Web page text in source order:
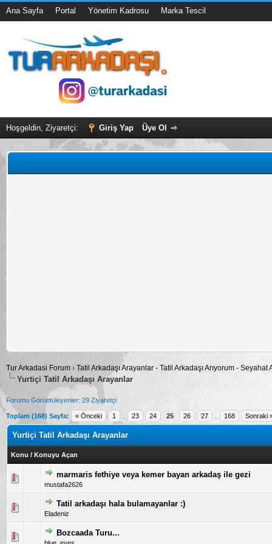
Ana Sayfa Portal Yönetim Kadrosu Marka Tescil
Hoşgeldin, Ziyaretçi: Giriş Yap Üye Ol
Tur Arkadasi Forum › Tatil Arkadaşı Arayanlar - Tatil Arkadaşı Arıyorum - Seyahat
Yurtiçi Tatil Arkadaşı Arayanlar
Forumu Görüntüleyenler: 29 Ziyaretçi
Toplam (168) Sayfa: « Önceki 1 23 24 25 26 27 168 Sonraki
Yurtiçi Tatil Arkadaşı Arayanlar
Konu / Konuyu Açan
marmaris fethiye veya kemer bayan arkadaş ile gezi
mustafa2626
5 üzerinden 0 Oy - Toplam Ortalama 0 Oy Verilmiş
12345
Tatil arkadaşı hala bulamayanlar :)
Eladeniz
5 üzerinden 0 Oy - Toplam Ortalama 0 Oy Verilmiş
12345
Bozcaada Turu...
5 üzerinden 0 Oy - Toplam Ortalama 0 Oy Verilmiş